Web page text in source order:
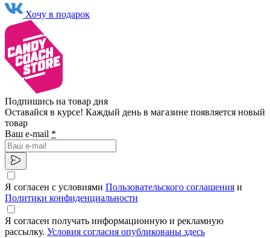
Хочу в подарок
Подпишись на товар дня
Оставайся в курсе! Каждый день в магазине появляется новый
товар
Ваш e-mail *
Я согласен с условиями Пользовательского соглашения и
Политики конфиденциальности
Я согласен получать информационную и рекламную
рассылку. Условия согласия опубликованы здесь